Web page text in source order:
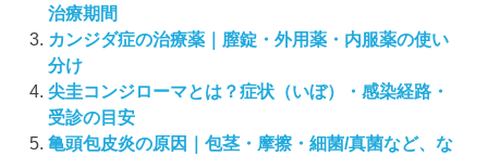
治療期間
カンジダ症の治療薬｜膣錠・外用薬・内服薬の使い
分け
尖圭コンジローマとは？症状（いぼ）・感染経路・
受診の目安
亀頭包皮炎の原因｜包茎・摩擦・細菌/真菌など、な